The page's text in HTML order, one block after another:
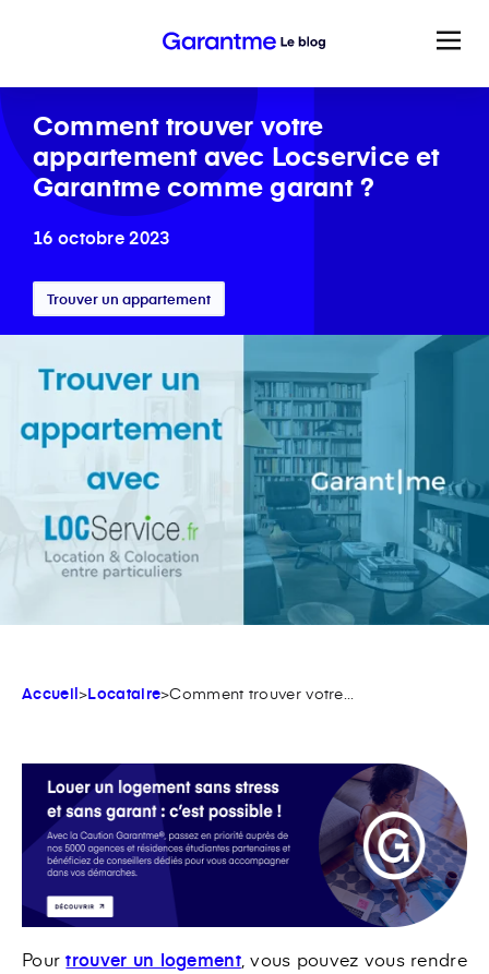
Comment trouver votre
appartement avec Locservice et
Garantme comme garant ?
16 octobre 2023
Trouver un appartement
Accueil>Locataire>Comment trouver votre...
Pourtrouver un logement, vous pouvez vous rendre